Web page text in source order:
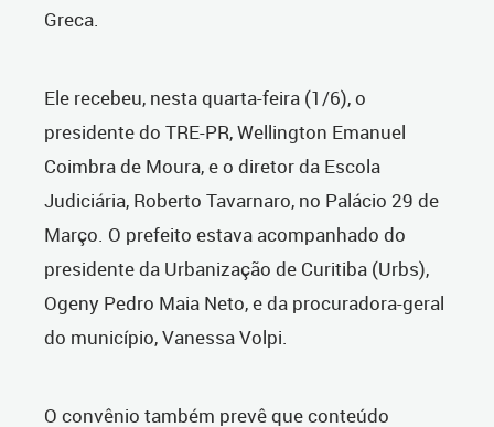
Greca.
Ele recebeu, nesta quarta-feira (1/6), o
presidente do TRE-PR, Wellington Emanuel
Coimbra de Moura, e o diretor da Escola
Judiciária, Roberto Tavarnaro, no Palácio 29 de
Março. O prefeito estava acompanhado do
presidente da Urbanização de Curitiba (Urbs),
Ogeny Pedro Maia Neto, e da procuradora-geral
do município, Vanessa Volpi.
O convênio também prevê que conteúdo